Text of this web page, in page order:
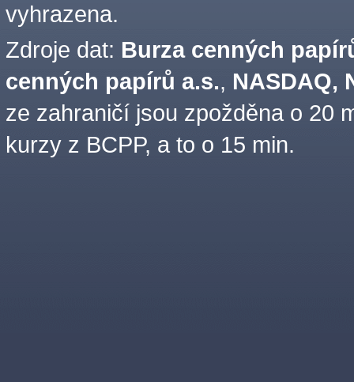
vyhrazena.
Zdroje dat: Burza cenných
cenných papírů a.s., NASDAQ,
ze zahraničí jsou zpožděna o 20
kurzy z BCPP, a to o 15 min.